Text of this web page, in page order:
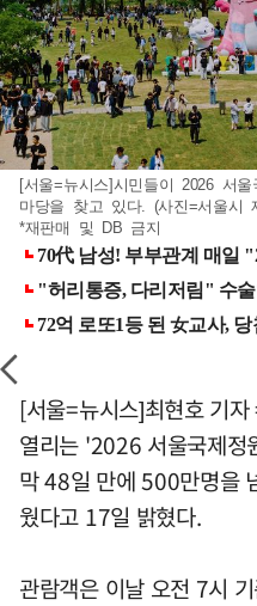
[서울=뉴시스]시민들이 2026 서
마당을 찾고 있다. (사진=서울시
*재판매 및 DB 금지
[서울=뉴시스]최현호 기
열리는 '2026 서울국제정
막 48일 만에 500만명을
웠다고 17일 밝혔다.
관람객은 이날 오전 7시